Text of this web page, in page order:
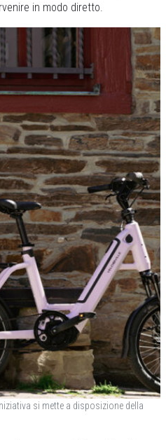
in modo diretto.
si mette a disposizione della